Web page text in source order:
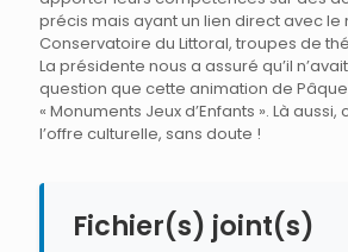
précis mais ayant un lien direct avec le
Conservatoire du Littoral, troupes de
La présidente nous a assuré qu’il
question que cette animation de
« Monuments Jeux d’Enfants ». Là
l’offre culturelle, sans doute !
Fichier(s) joint(s)